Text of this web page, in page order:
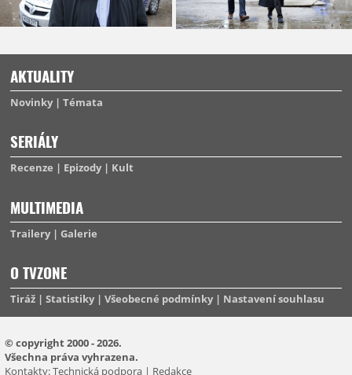
AKTUALITY
Novinky Témata
SERIÁLY
Recenze Epizody Kult
MULTIMEDIA
Trailery Galerie
O TVZONE
Tiráž Statistiky Všeobecné podmínky Nastavení souhlasu
© copyright 2000 - 2026.
Všechna práva vyhrazena.
Kontakty:Technická podpora | Redakce